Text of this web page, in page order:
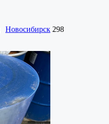
Новосибирск 298